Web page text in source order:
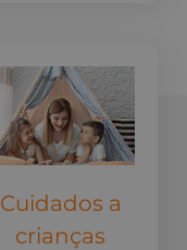
Cuidados a
crianças